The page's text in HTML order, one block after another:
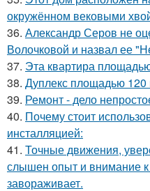
окружённом вековыми
36. Александр Серов не
Волочковой и назвал ее
37. Эта квартира
38. Дуплекс площадью 120
39. Ремонт - дело
40. Почему стоит
инсталляцией:
41. Точные движения,
слышен опыт и внимание к
завораживает.